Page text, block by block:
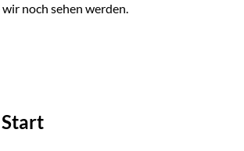
noch sehen werden.